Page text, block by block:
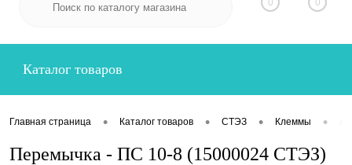
0 0
Каталог товаров
Главная страница • Каталог товаров • СТЭЗ • Клеммы •
Перемычка - ПС 10-8 (15000024 СТЭЗ)